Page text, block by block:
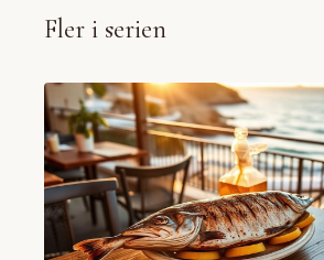
Fler i serien